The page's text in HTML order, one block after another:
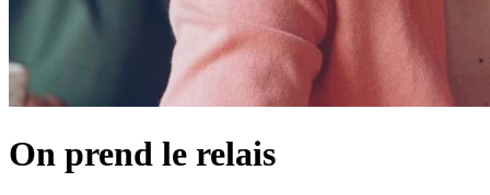
On prend le relais